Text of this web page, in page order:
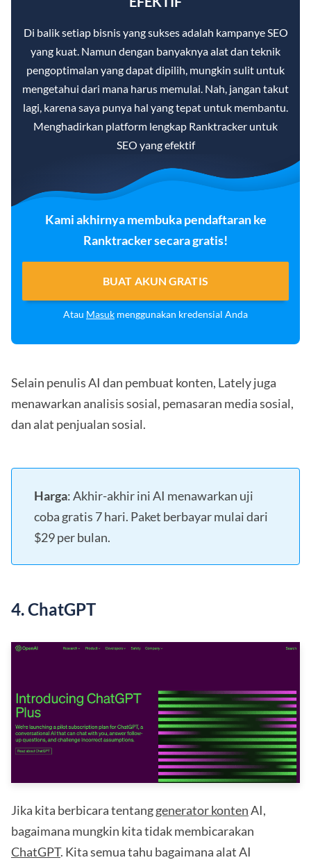
Di balik setiap bisnis yang sukses adalah kampanye SEO
yang kuat. Namun dengan banyaknya alat dan teknik
pengoptimalan yang dapat dipilih, mungkin sulit untuk
mengetahui dari mana harus memulai. Nah, jangan takut
lagi, karena saya punya hal yang tepat untuk membantu.
Menghadirkan platform lengkap Ranktracker untuk
SEO yang efektif
Kami akhirnya membuka pendaftaran ke
Ranktracker secara gratis!
BUAT AKUN GRATIS
Atau Masuk menggunakan kredensial Anda
Selain penulis AI dan pembuat konten, Lately juga
menawarkan analisis sosial, pemasaran media sosial,
dan alat penjualan sosial.
Harga: Akhir-akhir ini AI menawarkan uji
coba gratis 7 hari. Paket berbayar mulai dari
$29 per bulan.
4. ChatGPT
Jika kita berbicara tentanggenerator kontenAI,
bagaimana mungkin kita tidak membicarakan
ChatGPT. Kita semua tahu bagaimana alat AI